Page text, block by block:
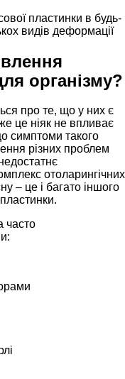
пластинки в будь-
видів деформації
організму?
про те, що у них є
це ніяк не впливає
симптоми такого
різних проблем
отоларингічних
– це і багато іншого
часто